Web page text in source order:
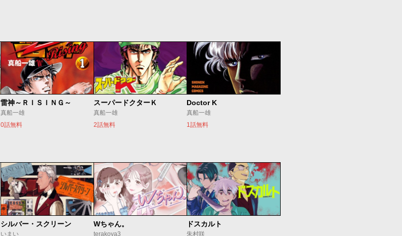
雷神～ＲＩＳＩＮＧ～
真船一雄
0話無料
スーパードクターＫ
真船一雄
2話無料
Doctor K
真船一雄
1話無料
シルバー・スクリーン
いまい
Wちゃん。
terakoya3
ドスカルト
朱村咲